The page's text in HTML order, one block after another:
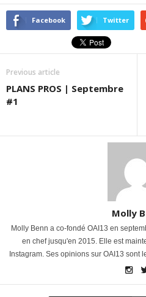
Facebook Twitter
Previous article
PLANS PROS | Septembre
#1
Molly
Molly Benn a co-fondé OAI13 en
en chef jusqu'en 2015. Elle est
Instagram. Ses opinions sur OAI13 sont